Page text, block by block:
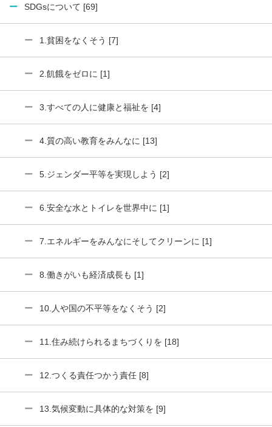
SDGsについて [69]
1.貧困をなくそう [7]
2.飢餓をゼロに [1]
3.すべての人に健康と福祉を [4]
4.質の高い教育をみんなに [13]
5.ジェンダー平等を実現しよう [2]
6.安全な水とトイレを世界中に [1]
7.エネルギーをみんなにそしてクリーンに [1]
8.働きがいも経済成長も [1]
10.人や国の不平等をなくそう [2]
11.住み続けられるまちづくりを [18]
12.つくる責任つかう責任 [8]
13.気候変動に具体的な対策を [9]